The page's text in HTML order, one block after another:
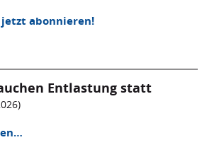
jetzt abonnieren!
Entlastung statt